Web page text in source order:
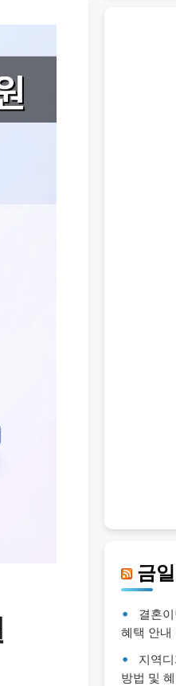
금
결혼
혜택 안내
지역
방법 및